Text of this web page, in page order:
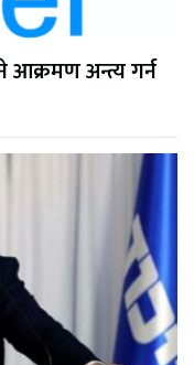
आक्रमण अन्त्य गर्न